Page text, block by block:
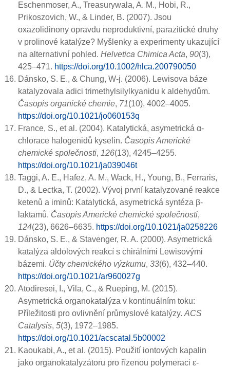
Eschenmoser, A., Treasurywala, A. M., Hobi, R.,
Prikoszovich, W., & Linder, B. (2007). Jsou
oxazolidinony opravdu neproduktivní, parazitické druhy
v prolinové katalýze? Myšlenky a experimenty ukazující
na alternativní pohled. Helvetica Chimica Acta, 90(3),
425–471. https://doi.org/10.1002/hlca.200790050
Dánsko, S. E., & Chung, W-j. (2006). Lewisova báze
katalyzovala adici trimethylsilylkyanidu k aldehydům.
Časopis organické chemie, 71(10), 4002–4005.
https://doi.org/10.1021/jo060153q
France, S., et al. (2004). Katalytická, asymetrická α-
chlorace halogenidů kyselin. Časopis Americké
chemické společnosti, 126(13), 4245–4255.
https://doi.org/10.1021/ja039046t
Taggi, A. E., Hafez, A. M., Wack, H., Young, B., Ferraris,
D., & Lectka, T. (2002). Vývoj první katalyzované reakce
ketenů a iminů: Katalytická, asymetrická syntéza β-
laktamů. Časopis Americké chemické společnosti,
124(23), 6626–6635. https://doi.org/10.1021/ja0258226
Dánsko, S. E., & Stavenger, R. A. (2000). Asymetrická
katalýza aldolových reakcí s chirálními Lewisovými
bázemi. Účty chemického výzkumu, 33(6), 432–440.
https://doi.org/10.1021/ar960027g
Atodiresei, I., Vila, C., & Rueping, M. (2015).
Asymetrická organokatalýza v kontinuálním toku:
Příležitosti pro ovlivnění průmyslové katalýzy. ACS
Catalysis, 5(3), 1972–1985.
https://doi.org/10.1021/acscatal.5b00002
Kaoukabi, A., et al. (2015). Použití iontových kapalin
jako organokatalyzátoru pro řízenou polymeraci ε-